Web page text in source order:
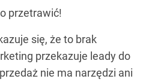
przetrawić!
się, że to brak
przekazuje leady do
nie ma narzędzi ani